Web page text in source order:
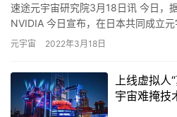
速途元宇宙研究院3月18日讯 今日，
NVIDIA 今日宣布，在日本共同成立
优势。据称，这是亚洲首个元宇宙联
元宇宙 2022年3月18日
上线虚拟
宇宙难掩技